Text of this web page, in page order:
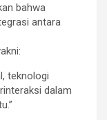
bahwa
antara
teknologi
dalam